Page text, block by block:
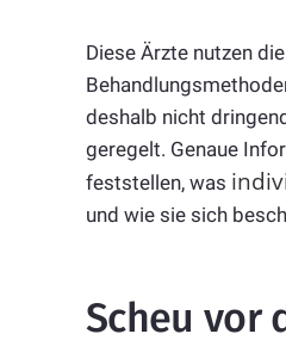
Diese Ärzte nutzen
deshalb nicht
geregelt. Genaue
feststellen, was
und wie sie sich
Scheu vor